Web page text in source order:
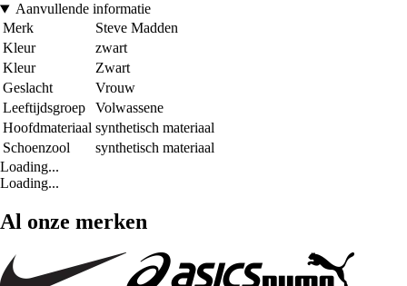
Aanvullende informatie
Merk
Steve Madden
Kleur
zwart
Kleur
Zwart
Geslacht
Vrouw
Leeftijdsgroep
Volwassene
Hoofdmateriaal synthetisch materiaal
Schoenzool
synthetisch materiaal
Loading...
Loading...
Al onze merken